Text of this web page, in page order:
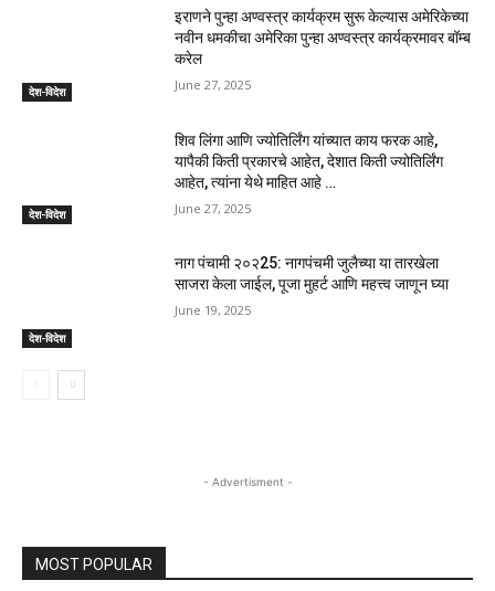
देश-विदेश
इराणने पुन्हा अण्वस्त्र कार्यक्रम सुरू केल्यास अमेरिकेच्या
नवीन धमकीचा अमेरिका पुन्हा अण्वस्त्र कार्यक्रमावर बॉम्ब
करेल
June 27, 2025
देश-विदेश
शिव लिंगा आणि ज्योतिर्लिंग यांच्यात काय फरक आहे,
यापैकी किती प्रकारचे आहेत, देशात किती ज्योतिर्लिंग
आहेत, त्यांना येथे माहित आहे …
June 27, 2025
देश-विदेश
नाग पंचामी २०२25: नागपंचमी जुलैच्या या तारखेला
साजरा केला जाईल, पूजा मुहर्ट आणि महत्त्व जाणून घ्या
June 19, 2025
- Advertisment -
MOST POPULAR